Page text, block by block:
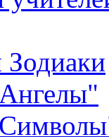
Зодиаки